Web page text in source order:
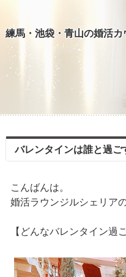
練馬・池袋・青山の婚活
バレンタインは誰と過ご
こんばんは。
婚活ラウンジルシェリア
【どんなバレンタイン